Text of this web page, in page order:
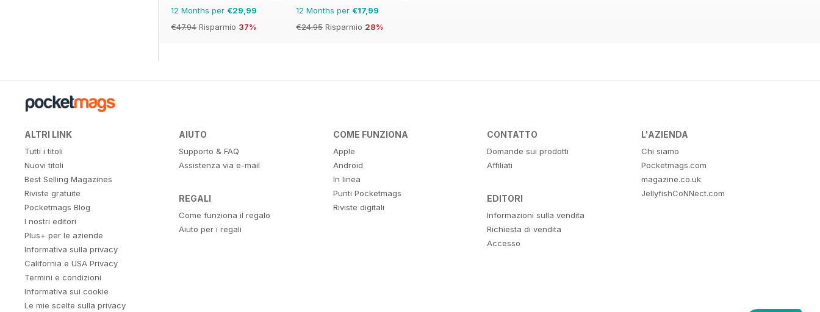
12 Months per €29,99
€47.94 Risparmio 37%
12 Months per €17,99
€24.95 Risparmio 28%
ALTRI LINK
Tutti i titoli
Nuovi titoli
Best Selling Magazines
Riviste gratuite
Pocketmags Blog
I nostri editori
Plus+ per le aziende
Informativa sulla privacy
California e USA Privacy
Termini e condizioni
Informativa sui cookie
Le mie scelte sulla privacy
AIUTO
Supporto & FAQ
Assistenza via e-mail
REGALI
Come funziona il regalo
Aiuto per i regali
COME FUNZIONA
Apple
Android
In linea
Punti Pocketmags
Riviste digitali
CONTATTO
Domande sui prodotti
Affiliati
EDITORI
Informazioni sulla vendita
Richiesta di vendita
Accesso
L'AZIENDA
Chi siamo
Pocketmags.com
magazine.co.uk
JellyfishCoNNect.com